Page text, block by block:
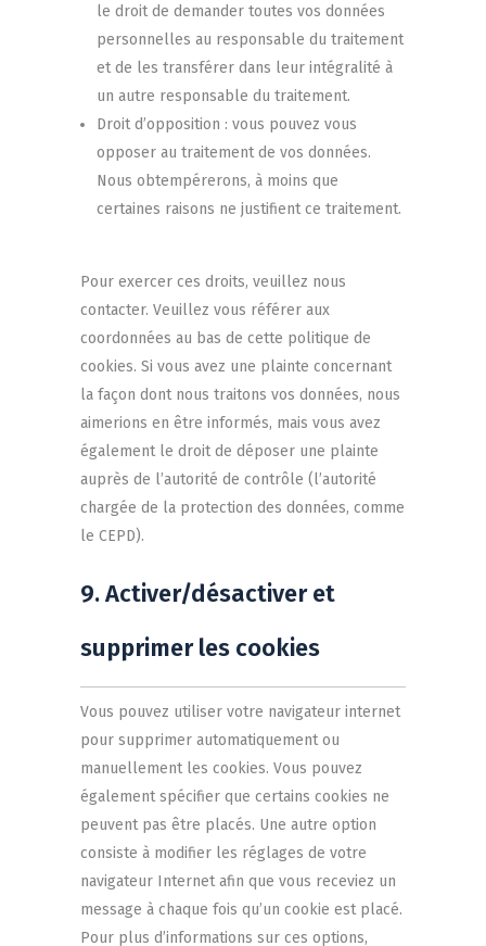
le droit de demander toutes vos données
personnelles au responsable du traitement
et de les transférer dans leur intégralité à
un autre responsable du traitement.
Droit d’opposition : vous pouvez vous
opposer au traitement de vos données.
Nous obtempérerons, à moins que
certaines raisons ne justifient ce traitement.
Pour exercer ces droits, veuillez nous
contacter. Veuillez vous référer aux
coordonnées au bas de cette politique de
cookies. Si vous avez une plainte concernant
la façon dont nous traitons vos données, nous
aimerions en être informés, mais vous avez
également le droit de déposer une plainte
auprès de l’autorité de contrôle (l’autorité
chargée de la protection des données, comme
le CEPD).
9. Activer/désactiver et
supprimer les cookies
Vous pouvez utiliser votre navigateur internet
pour supprimer automatiquement ou
manuellement les cookies. Vous pouvez
également spécifier que certains cookies ne
peuvent pas être placés. Une autre option
consiste à modifier les réglages de votre
navigateur Internet afin que vous receviez un
message à chaque fois qu’un cookie est placé.
Pour plus d’informations sur ces options,